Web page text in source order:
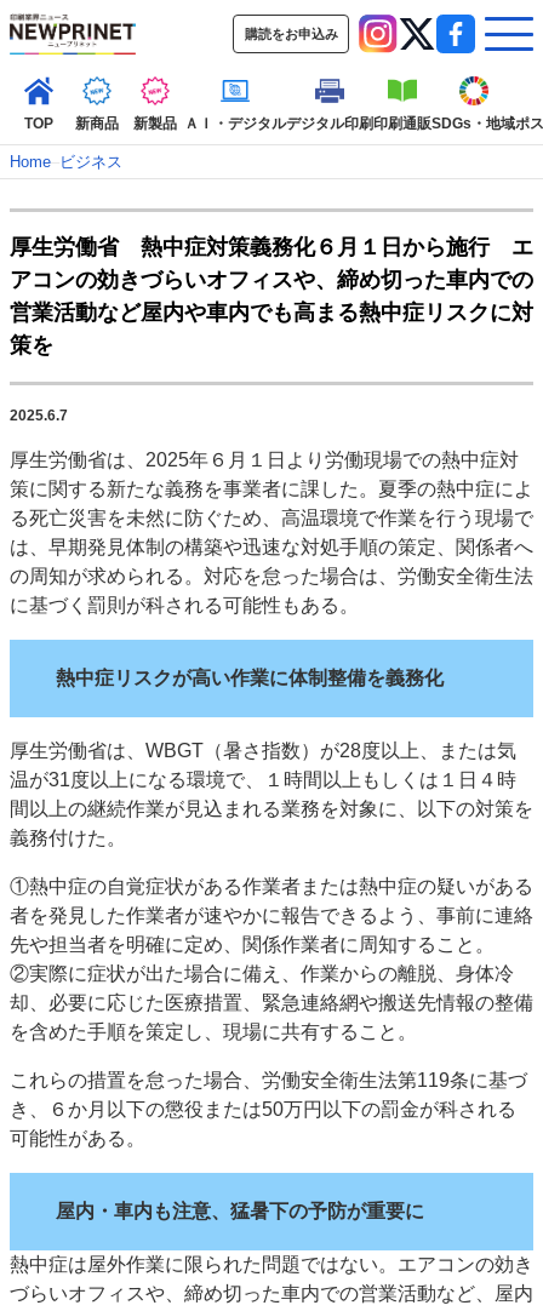
購読をお申込み
TOP 新商品 新製品 ＡＩ・デジタルデジタル印刷印刷通販SDGs・地域ポ
TOP
新着記事 特集記事
動画コンテンツ
インタビュー
コレクション
カテゴリー一覧
新商品 新製品 ＡＩ・デジタル デジタル印刷
印刷通販
SDGs・地域
市場・統計
人事・移転・異動・訃報
特集記事カテゴリー一覧
2022 見える化・MIS特集
特集・デジタル印刷 アイデアで勝負！ ～多様なビジネス・多彩な商材～
JAPAN PACK 2023 特集
中古印刷機・製本機特集
特集・デジタル印刷 ～ 新成長軌道を描く
運営
会社案内
購読・購入申し込み
サイトポリシー
お問い合わせ
Home–ビジネス
厚生労働省 熱中症対策義務化６月１日から施行 エ
アコンの効きづらいオフィスや、締め切った車内での
営業活動など屋内や車内でも高まる熱中症リスクに対
策を
2025.6.7
厚生労働省は、2025年６月１日より労働現場での熱中症対
策に関する新たな義務を事業者に課した。夏季の熱中症によ
る死亡災害を未然に防ぐため、高温環境で作業を行う現場で
は、早期発見体制の構築や迅速な対処手順の策定、関係者へ
の周知が求められる。対応を怠った場合は、労働安全衛生法
に基づく罰則が科される可能性もある。
熱中症リスクが高い作業に体制整備を義務化
厚生労働省は、WBGT（暑さ指数）が28度以上、または気
温が31度以上になる環境で、１時間以上もしくは１日４時
間以上の継続作業が見込まれる業務を対象に、以下の対策を
義務付けた。
①熱中症の自覚症状がある作業者または熱中症の疑いがある
者を発見した作業者が速やかに報告できるよう、事前に連絡
先や担当者を明確に定め、関係作業者に周知すること。
②実際に症状が出た場合に備え、作業からの離脱、身体冷
却、必要に応じた医療措置、緊急連絡網や搬送先情報の整備
を含めた手順を策定し、現場に共有すること。
これらの措置を怠った場合、労働安全衛生法第119条に基づ
き、６か月以下の懲役または50万円以下の罰金が科される
可能性がある。
屋内・車内も注意、猛暑下の予防が重要に
熱中症は屋外作業に限られた問題ではない。エアコンの効き
づらいオフィスや、締め切った車内での営業活動など、屋内